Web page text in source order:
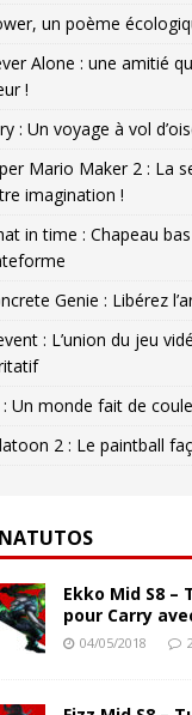
un poème
Alone : une amitié
!
: Un voyage à vol
Mario Maker 2 : La
imagination !
in time : Chapeau
Genie : Libérez
: L’union du jeu
: Un monde fait de
2 : Le paintball
Ekko Mid S8 –
pour Carry
04/05/2018 2